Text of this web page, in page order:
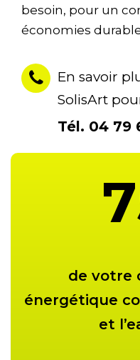
besoin, pour un
économies
En savoir
SolisArt
Tél. 04 79
de votre
énergétique
et